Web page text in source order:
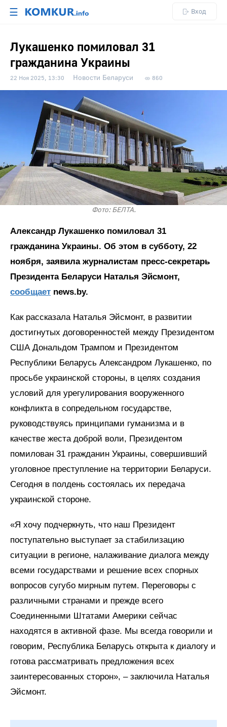
☰ Вход
Лукашенко помиловал 31
гражданина Украины
22 Ноя 2025, 13:30 Новости Беларуси 860
Фото: БЕЛТА.
Александр Лукашенко помиловал 31
гражданина Украины. Об этом в субботу, 22
ноября, заявила журналистам пресс-секретарь
Президента Беларуси Наталья Эйсмонт,
сообщает news.by.
Как рассказала Наталья Эйсмонт, в развитии
достигнутых договоренностей между Президентом
США Дональдом Трампом и Президентом
Республики Беларусь Александром Лукашенко, по
просьбе украинской стороны, в целях создания
условий для урегулирования вооруженного
конфликта в сопредельном государстве,
руководствуясь принципами гуманизма и в
качестве жеста доброй воли, Президентом
помилован 31 гражданин Украины, совершивший
уголовное преступление на территории Беларуси.
Сегодня в полдень состоялась их передача
украинской стороне.
«Я хочу подчеркнуть, что наш Президент
поступательно выступает за стабилизацию
ситуации в регионе, налаживание диалога между
всеми государствами и решение всех спорных
вопросов сугубо мирным путем. Переговоры с
различными странами и прежде всего
Соединенными Штатами Америки сейчас
находятся в активной фазе. Мы всегда говорили и
говорим, Республика Беларусь открыта к диалогу и
готова рассматривать предложения всех
заинтересованных сторон», – заключила Наталья
Эйсмонт.